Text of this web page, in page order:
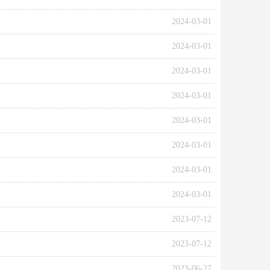
2024-03-01
2024-03-01
2024-03-01
2024-03-01
2024-03-01
2024-03-01
2024-03-01
2024-03-01
2023-07-12
2023-07-12